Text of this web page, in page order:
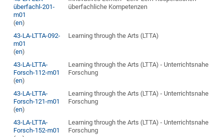
überfachl-201-
m01
(en)
überfachliche Kompetenzen
43-LA-LTTA-092-
m01
(en)
Learning through the Arts (LTTA)
43-LA-LTTA-
Forsch-112-m01
(en)
Learning through the Arts (LTTA) - Unterrichtsnahe
Forschung
43-LA-LTTA-
Forsch-121-m01
(en)
Learning through the Arts (LTTA) - Unterrichtsnahe
Forschung
43-LA-LTTA-
Forsch-152-m01
Learning through the Arts (LTTA) - Unterrichtsnahe
Forschung